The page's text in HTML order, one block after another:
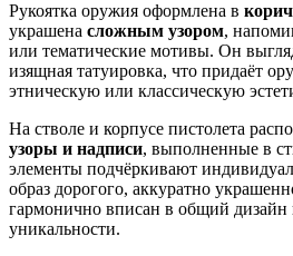
Рукоятка оружия оформлена в
украшена сложным узором,
или тематические мотивы. Он
изящная татуировка, что придаёт
этническую или классическую
На стволе и корпусе пистолета
узоры и надписи, выполненные в
элементы подчёркивают
образ дорогого, аккуратно
гармонично вписан в общий
уникальности.